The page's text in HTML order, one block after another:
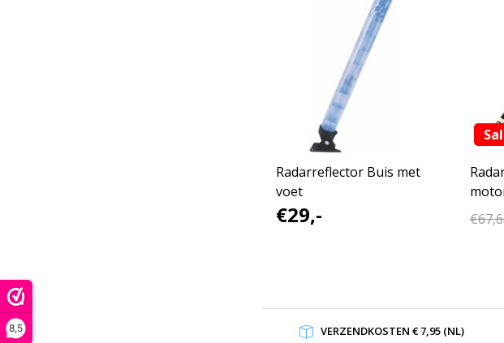
8,5
Radarreflector Buis met
voet
€29,-
VERZENDKOSTEN € 7,95 (NL)